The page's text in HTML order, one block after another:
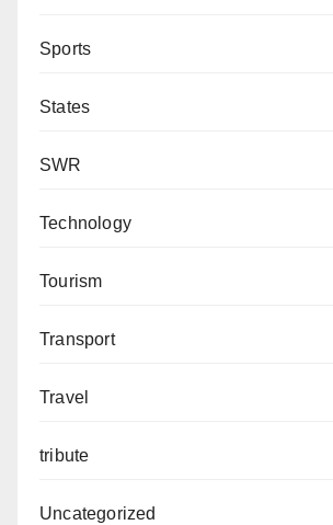
Sports
States
SWR
Technology
Tourism
Transport
Travel
tribute
Uncategorized